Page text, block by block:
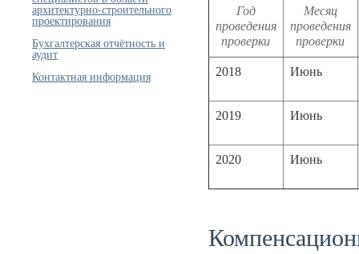
архитектурно-строительного
проектирования
Бухгалтерская отчётность и
аудит
Контактная информация
Год
проведения
проверки
Месяц
проведения
проверки
2018 Июнь
2019 Июнь
2020 Июнь